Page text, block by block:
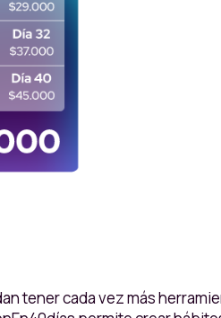
tener cada vez más